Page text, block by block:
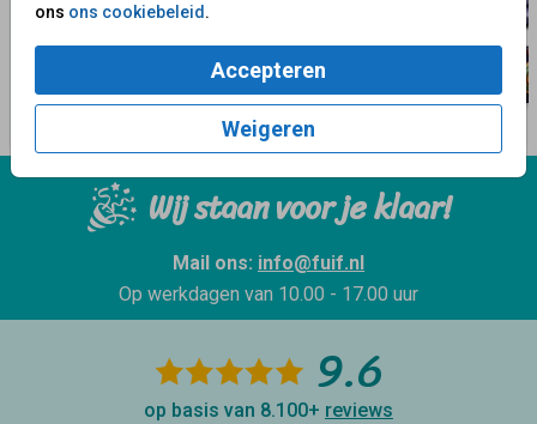
ons ons cookiebeleid.
Accepteren
Weigeren
Wij staan voor je klaar!
Mail ons: info@fuif.nl
Op werkdagen van 10.00 - 17.00 uur
9.6
op basis van 8.100+ reviews